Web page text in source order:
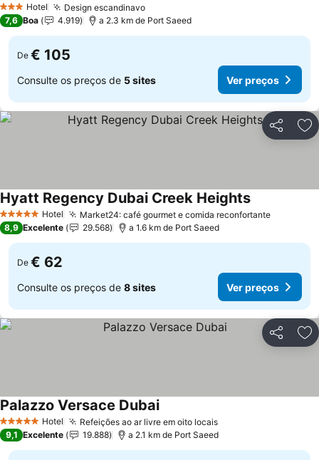
3 EstrelasHotel Design escandinavo
7,6 Boa 4.919 a 2.3 km de Port Saeed
De € 105
Consulte os preços de 5 sites Ver preços
Partilhar
5 Estrelas Hotel Market24: café gourmet e comida reconfortante
Hyatt Regency Dubai Creek Heights
8,9 Excelente 29.568 a 1.6 km de Port Saeed
De € 62
Consulte os preços de 8 sites Ver preços
Partilhar
5 Estrelas Hotel Refeições ao ar livre em oito locais
Palazzo Versace Dubai
9,1 Excelente 19.888 a 2.1 km de Port Saeed